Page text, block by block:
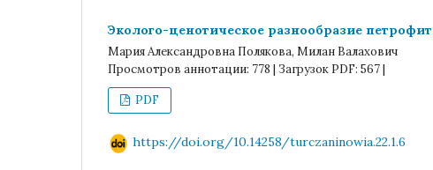
Эколого-ценотическое разнообразие
Мария Александровна Полякова, Милан Валахович
Просмотров аннотации: 778 | Загрузок PDF: 567 |
PDF
https://doi.org/10.14258/turczaninowia.22.1.6